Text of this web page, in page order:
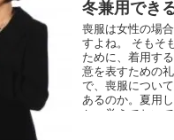
冬兼用でき
喪服は女性の場
すよね。 そもそ
ために、着用す
意を表すための
で、喪服につい
あるのか。夏用
か。覚えておい